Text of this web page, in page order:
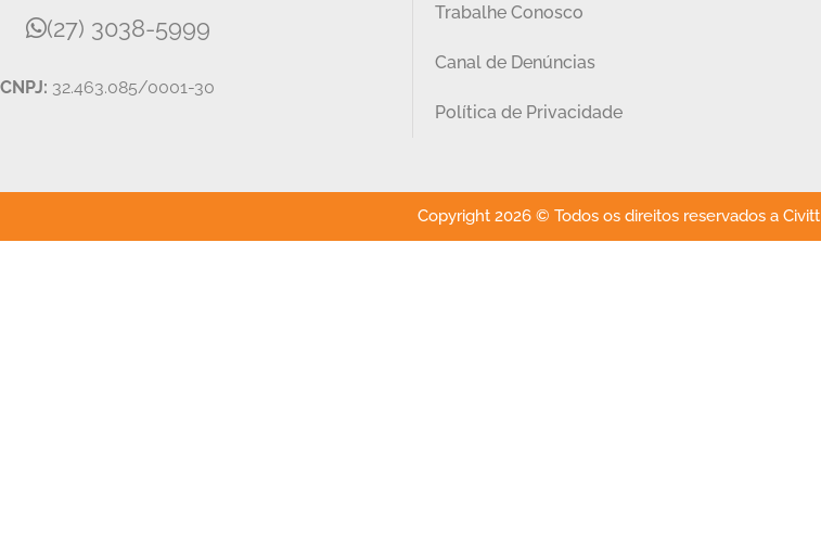
(27) 3038-5999
CNPJ: 32.463.085/0001-30
Trabalhe Conosco
Canal de Denúncias
Política de Privacidade
Copyright 2026 © Todos os direitos reservados a Civitt